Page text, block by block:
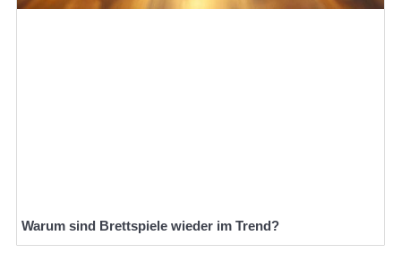
Warum sind Brettspiele wieder im Trend?